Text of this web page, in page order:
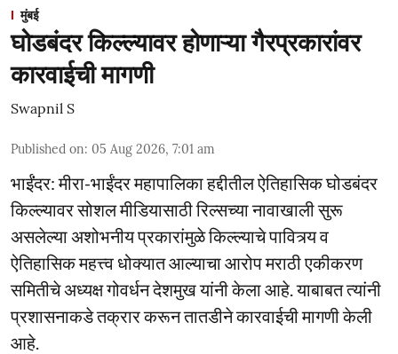
मुंबई
घोडबंदर किल्ल्यावर होणाऱ्या गैरप्रकारांवर
कारवाईची मागणी
Swapnil S
Published on: 05 Aug 2026, 7:01 am
भाईंंदर: मीरा-भाईंदर महापालिका हद्दीतील ऐतिहासिक घोडबंदर
किल्ल्यावर सोशल मीडियासाठी रिल्सच्या नावाखाली सुरू
असलेल्या अशोभनीय प्रकारांमुळे किल्ल्याचे पावित्र्य व
ऐतिहासिक महत्त्व धोक्यात आल्याचा आरोप मराठी एकीकरण
समितीचे अध्यक्ष गोवर्धन देशमुख यांनी केला आहे. याबाबत त्यांनी
प्रशासनाकडे तक्रार करून तातडीने कारवाईची मागणी केली
आहे.